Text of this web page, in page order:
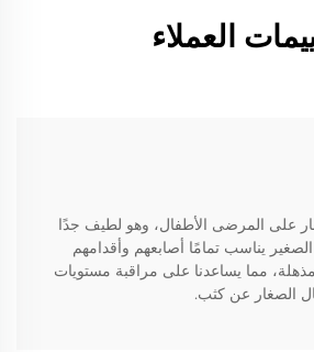
العملاء
على المرضى الأطفال، وهو لطيف جدًا
يناسب تمامًا أصابعهم وأقدامهم
مما يساعدنا على مراقبة مستويات
الصغار عن كثب.